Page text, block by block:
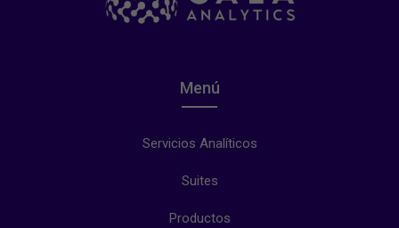
Menú
Servicios Analíticos
Suites
Productos